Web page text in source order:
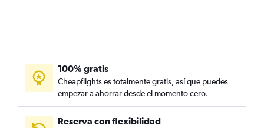
100% gratis
Cheapflights es totalmente gratis, así que puedes
empezar a ahorrar desde el momento cero.
Reserva con flexibilidad